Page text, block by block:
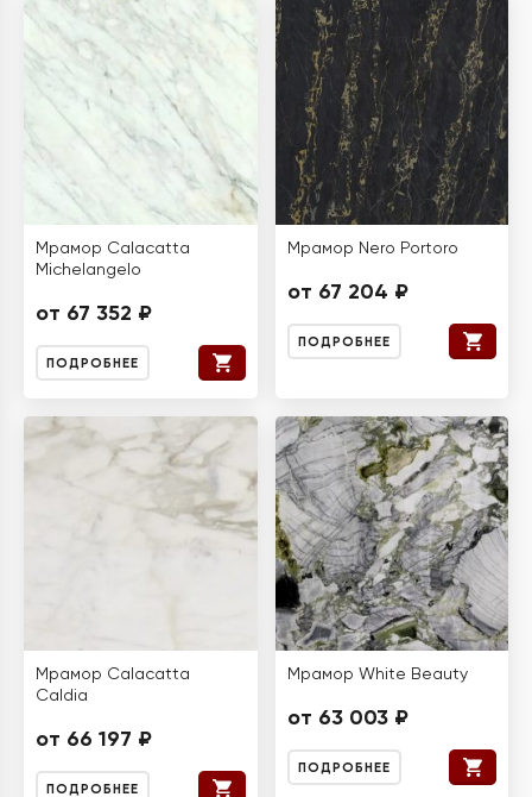
Мрамор Calacatta
Michelangelo
от 67 352 ₽
ПОДРОБНЕЕ
Мрамор Nero Portoro
от 67 204 ₽
ПОДРОБНЕЕ
Мрамор Calacatta
Caldia
от 66 197 ₽
ПОДРОБНЕЕ
Мрамор White Beauty
от 63 003 ₽
ПОДРОБНЕЕ